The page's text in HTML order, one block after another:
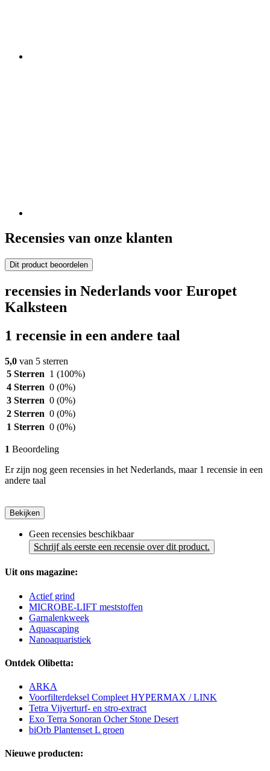
Recensies van onze klanten
Dit product beoordelen
recensies in Nederlands voor Europet
Kalksteen
1 recensie in een andere taal
5,0 van 5 sterren
5 Sterren 1 (100%)
4 Sterren 0 (0%)
3 Sterren 0 (0%)
2 Sterren 0 (0%)
1 Sterren 0 (0%)
1 Beoordeling
Er zijn nog geen recensies in het Nederlands, maar 1 recensie in een
andere taal
Bekijken
Geen recensies beschikbaar
Schrijf als eerste een recensie over dit product.
Uit ons magazine:
Actief grind
MICROBE-LIFT meststoffen
Garnalenkweek
Aquascaping
Nanoaquaristiek
Ontdek Olibetta:
ARKA
Voorfilterdeksel Compleet HYPERMAX / LINK
Tetra Vijverturf- en stro-extract
Exo Terra Sonoran Ocher Stone Desert
biOrb Plantenset L groen
Nieuwe producten: